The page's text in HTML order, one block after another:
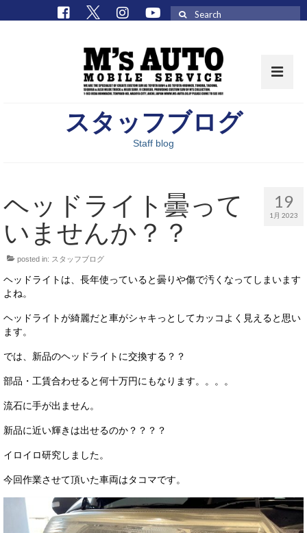
取扱車種一覧
M’sCollectionパーツ一覧
エムズオート
M’sCollection
サービス・保証
店舗情報
店舗情報
会社概要
トップメッセージ
スタッフ紹介
ブログ
スタッフブログ
Staff blog
19
1月 2023
ヘッドライト曇って
いませんか？？
posted in: スタッフブログ
ヘッドライトは、長年使っていると曇りや傷で汚くなってしまいます
よね。
ヘッドライトが綺麗だと車がシャキっとしてカッコよく見えると思い
ます。
では、新品のヘッドライトに交換する？？
部品・工賃合わせると何十万円にもなります。。。。
流石に手が出ません。
新品に近い輝きは出せるのか？？？？
イロイロ研究しました。
今回作業させて頂いた車両はタコマです。